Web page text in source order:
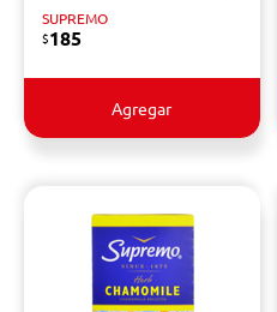
SUPREMO
$185
Agregar